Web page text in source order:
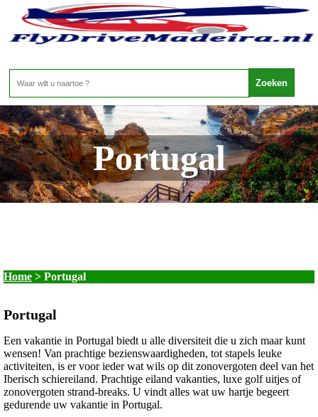
Portugal
Home > Portugal
Portugal
Een vakantie in Portugal biedt u alle diversiteit die u zich maar kunt
wensen! Van prachtige bezienswaardigheden, tot stapels leuke
activiteiten, is er voor ieder wat wils op dit zonovergoten deel van het
Iberisch schiereiland. Prachtige eiland vakanties, luxe golf uitjes of
zonovergoten strand-breaks. U vindt alles wat uw hartje begeert
gedurende uw vakantie in Portugal.